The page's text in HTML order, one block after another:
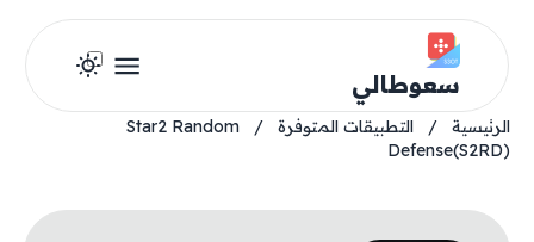
سعوطالي
الرئيسية / التطبيقات المتوفرة /
Star2 Random
Defense(S2RD)